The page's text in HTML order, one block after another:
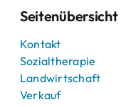
Seitenübersicht
Kontakt
Sozialtherapie
Landwirtschaft
Verkauf